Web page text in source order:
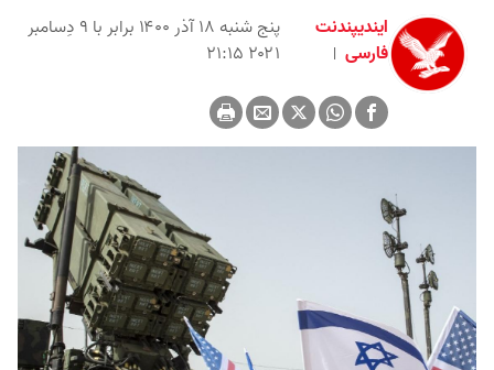
ایندیپندنت
فارسی
پنج شنبه ۱۸ آذر ۱۴۰۰ برابر با ۹ دِسامبر
۲۰۲۱ ۲۱:۱۵